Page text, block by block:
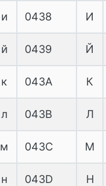
и 0438 И
й 0439 Й
к 043A К
л 043B Л
м 043C М
н 043D Н